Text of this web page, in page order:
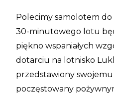
Polecimy samolotem do
30-minutowego lotu
piękno wspaniałych
dotarciu na lotnisko
przedstawiony
poczęstowany